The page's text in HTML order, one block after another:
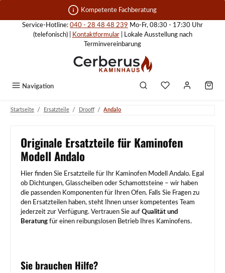
Zum Hauptinhalt springen Kompetente Fachberatung
Service-Hotline: 040 - 28 48 48 239 Mo-Fr, 08:30 - 17:30 Uhr
(telefonisch) |
Kontaktformular| Lokale Ausstellung nach
Terminvereinbarung
Navigation
Startseite / Ersatzteile / Drooff / Andalo
Originale Ersatzteile für Kaminofen
Modell Andalo
Hier finden Sie Ersatzteile für Ihr Kaminofen Modell Andalo. Egal
ob Dichtungen, Glasscheiben oder Schamottsteine – wir haben
die passenden Komponenten für Ihren Ofen. Falls Sie Fragen zu
den Ersatzteilen haben, steht Ihnen unser kompetentes Team
jederzeit zur Verfügung. Vertrauen Sie auf Qualität und
Beratung für einen reibungslosen Betrieb Ihres Kaminofens.
Sie brauchen Hilfe?